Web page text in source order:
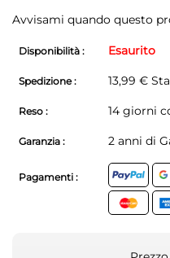
Avvisami quando questo
Disponibilità : Esaurito
Spedizione : 13,99 €
Reso : 14 giorni
Garanzia : 2 anni di
Pagamenti :